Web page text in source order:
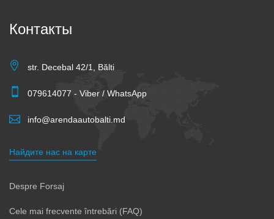
Контакты
str. Decebal 42/1, Bălti
079614077 - Viber / WhatsApp
info@arendaautobalti.md
Найдите нас на карте
Despre Forsaj
Cele mai frecvente întrebări (FAQ)